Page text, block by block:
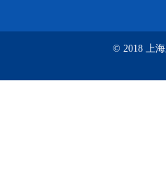
© 2018 上